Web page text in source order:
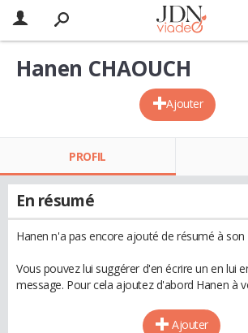
Ajouter
Hanen CHAOUCH
PROFIL
En résumé
Hanen n'a pas encore ajouté de résumé à son
Vous pouvez lui suggérer d'en écrire un en lui
message. Pour cela ajoutez d'abord Hanen à
Ajouter